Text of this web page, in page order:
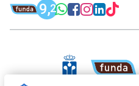
Funda: Dijkstra
Dijkstra
9,2